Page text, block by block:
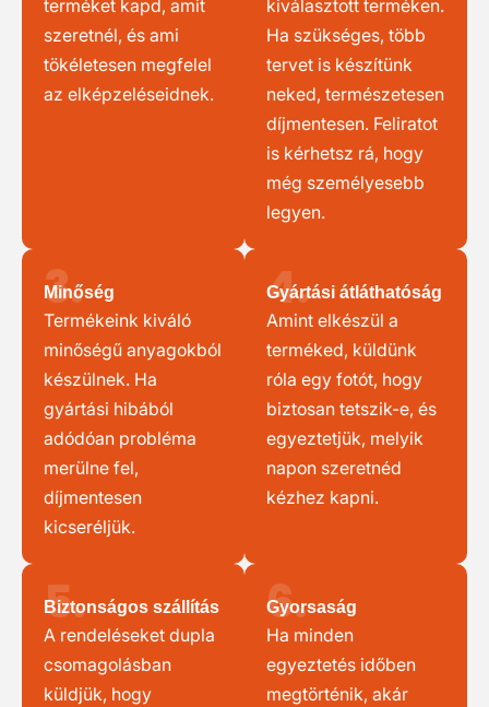
terméket kapd, amit
szeretnél, és ami
tökéletesen megfelel
az elképzeléseidnek.
kiválasztott terméken.
Ha szükséges, több
tervet is készítünk
neked, természetesen
díjmentesen. Feliratot
is kérhetsz rá, hogy
még személyesebb
legyen.
3.
Minőség
Termékeink kiváló
minőségű anyagokból
készülnek. Ha
gyártási hibából
adódóan probléma
merülne fel,
díjmentesen
kicseréljük.
4.
Gyártási átláthatóság
Amint elkészül a
terméked, küldünk
róla egy fotót, hogy
biztosan tetszik-e, és
egyeztetjük, melyik
napon szeretnéd
kézhez kapni.
5.
Biztonságos szállítás
A rendeléseket dupla
csomagolásban
küldjük, hogy
6.
Gyorsaság
Ha minden
egyeztetés időben
megtörténik, akár